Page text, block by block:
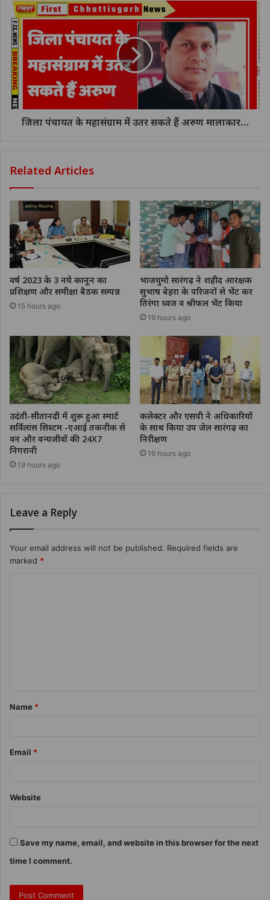
जिला पंचायत के महासंग्राम में उतर सकते हैं अरुण मालाकार…
Related Articles
वर्ष 2023 के 3 नये कानून का
प्रशिक्षण और समीक्षा बैठक सम्पन्न
15 hours ago
भाजयुमो सारंगढ़ ने शहीद आरक्षक
सुभाष बेहरा के परिजनों से भेंट कर
तिरंगा ध्वज व श्रीफल भेंट किया
19 hours ago
उदंती-सीतानदी में शुरू हुआ स्मार्ट
सर्विलांस सिस्टम -एआई तकनीक से
वन और वन्यजीवों की 24X7
निगरानी
19 hours ago
कलेक्टर और एसपी ने अधिकारियों
के साथ किया उप जेल सारंगढ़ का
निरीक्षण
19 hours ago
Leave a Reply
Your email address will not be published. Required fields are
marked *
Name *
Email *
Website
Save my name, email, and website in this browser for the next
time I comment.